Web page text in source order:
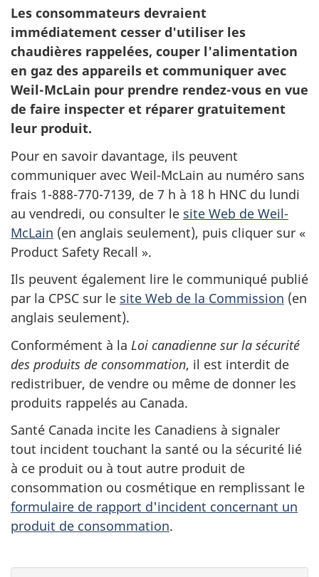
Les consommateurs devraient
immédiatement cesser d'utiliser les
chaudières rappelées, couper l'alimentation
en gaz des appareils et communiquer avec
Weil-McLain pour prendre rendez-vous en vue
de faire inspecter et réparer gratuitement
leur produit.
Pour en savoir davantage, ils peuvent
communiquer avec Weil-McLain au numéro sans
frais 1-888-770-7139, de 7 h à 18 h HNC du lundi
au vendredi, ou consulter le site Web de Weil-
McLain (en anglais seulement), puis cliquer sur «
Product Safety Recall ».
Ils peuvent également lire le communiqué publié
par la CPSC sur le site Web de la Commission (en
anglais seulement).
Conformément à la Loi canadienne sur la sécurité
des produits de consommation, il est interdit de
redistribuer, de vendre ou même de donner les
produits rappelés au Canada.
Santé Canada incite les Canadiens à signaler
tout incident touchant la santé ou la sécurité lié
à ce produit ou à tout autre produit de
consommation ou cosmétique en remplissant le
formulaire de rapport d'incident concernant un
produit de consommation.